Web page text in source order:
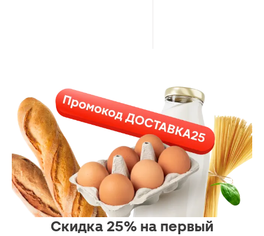
Скидка 25% на первый